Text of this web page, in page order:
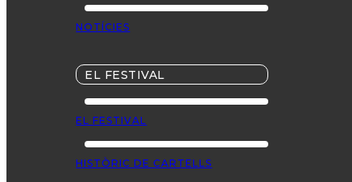
NOTÍCIES
EL FESTIVAL
EL FESTIVAL
HISTÒRIC DE CARTELLS